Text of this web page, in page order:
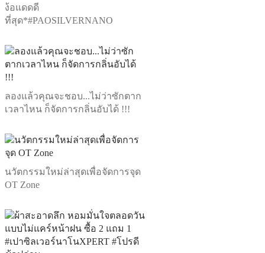
ง้อแดดดี
ที่สุด*#PAOSILVERNANO
ลองแล้วคุณจะชอบ...ไม่ว่าซักตาก
เวลาไหน ก็จัดการกลิ่นอับได้ !!!
นวัตกรรมใหม่ล่าสุดเพื่อจัดการจุด
OT Zone